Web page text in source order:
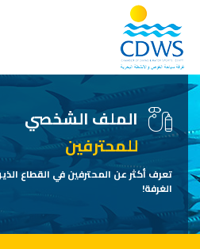
الملف الشخصي
للمحترفين
تعرف أكثر عن المحترفين في القطاع
الغرفة!